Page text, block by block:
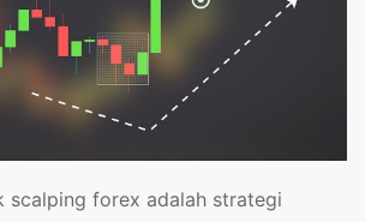
scalping forex adalah strategi